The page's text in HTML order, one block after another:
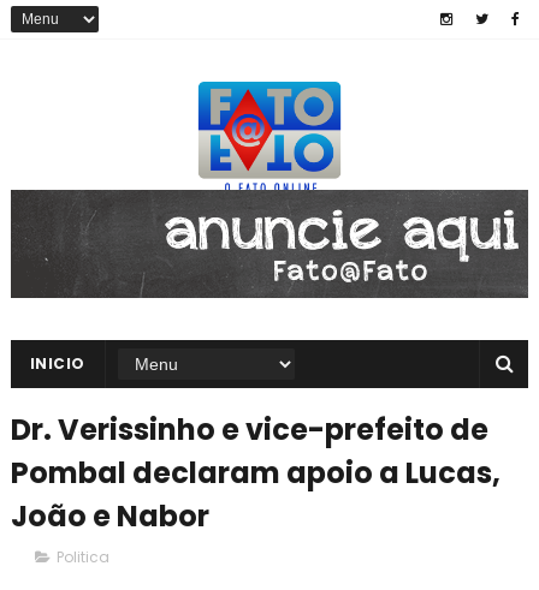
INICIO
Dr. Verissinho e vice-prefeito de
Pombal declaram apoio a Lucas,
João e Nabor
Politica